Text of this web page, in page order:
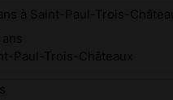
Paul-Trois-Châteaux